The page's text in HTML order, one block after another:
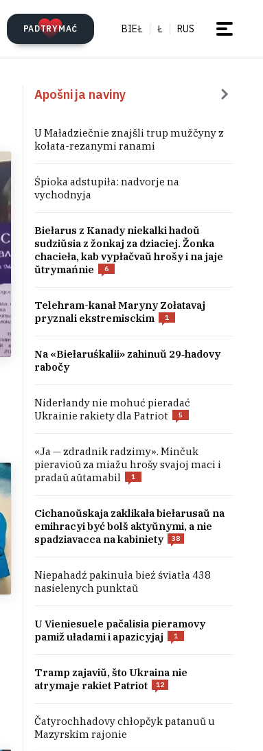
PADTRYMAĆ BIEŁ Ł RUS
Apošnija naviny
U Maładziečnie znajšli trup mužčyny z
kołata-rezanymi ranami
Śpioka adstupiła: nadvorje na
vychodnyja
Biełarus z Kanady niekalki hadoŭ
sudziŭsia z žonkaj za dziaciej. Žonka
chacieła, kab vypłačvaŭ hrošy i na jaje
ŭtrymańnie
6
Telehram-kanał Maryny Zołatavaj
pryznali ekstremisckim
1
Na «Biełaruśkalii» zahinuŭ 29‑hadovy
rabočy
Niderłandy nie mohuć pieradać
Ukrainie rakiety dla Patriot
5
«Ja — zdradnik radzimy». Minčuk
pieravioŭ za miažu hrošy svajoj maci i
pradaŭ aŭtamabil
1
Cichanoŭskaja zaklikała biełarusaŭ na
emihracyi być bolš aktyŭnymi, a nie
spadziavacca na kabiniety
38
Niepahadź pakinuła bieź śviatła 438
nasielenych punktaŭ
U Vieniesuele pačalisia pieramovy
pamiž uładami i apazicyjaj
1
Tramp zajaviŭ, što Ukraina nie
atrymaje rakiet Patriot
12
Čatyrochhadovy chłopčyk patanuŭ u
Mazyrskim rajonie